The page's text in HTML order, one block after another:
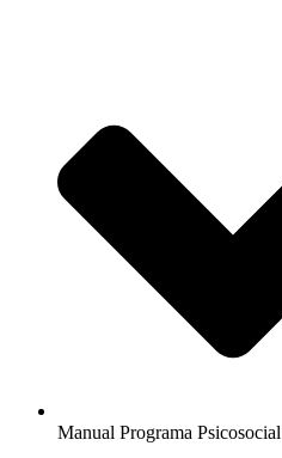
Manual Programa Psicosocial